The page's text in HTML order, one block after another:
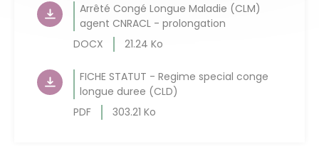
Arrêté Congé Longue Maladie (CLM)
agent CNRACL - prolongation
DOCX
21.24 Ko
FICHE STATUT - Regime special conge
longue duree (CLD)
PDF
303.21 Ko